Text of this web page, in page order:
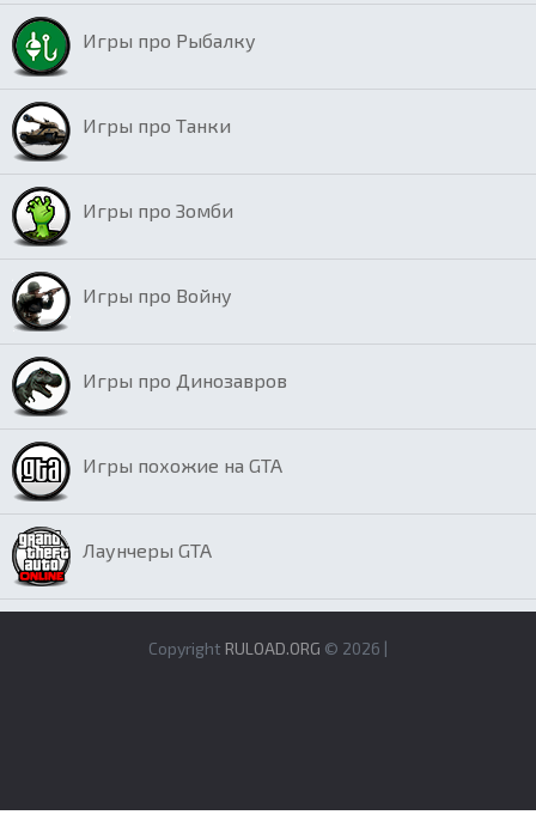
Игры про Рыбалку
Игры про Танки
Игры про Зомби
Игры про Войну
Игры про Динозавров
Игры похожие на GTA
Лаунчеры GTA
Copyright RULOAD.ORG © 2026 |